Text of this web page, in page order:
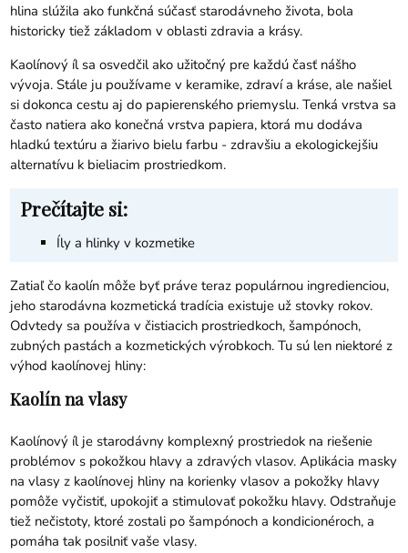
hlina slúžila ako funkčná súčasť starodávneho života, bola
historicky tiež základom v oblasti zdravia a krásy.
Kaolínový íl sa osvedčil ako užitočný pre každú časť nášho
vývoja. Stále ju používame v keramike, zdraví a kráse, ale našiel
si dokonca cestu aj do papierenského priemyslu. Tenká vrstva sa
často natiera ako konečná vrstva papiera, ktorá mu dodáva
hladkú textúru a žiarivo bielu farbu - zdravšiu a ekologickejšiu
alternatívu k bieliacim prostriedkom.
Prečítajte si:
Íly a hlinky v kozmetike
Zatiaľ čo kaolín môže byť práve teraz populárnou ingredienciou,
jeho starodávna kozmetická tradícia existuje už stovky rokov.
Odvtedy sa používa v čistiacich prostriedkoch, šampónoch,
zubných pastách a kozmetických výrobkoch. Tu sú len niektoré z
výhod kaolínovej hliny:
Kaolín na vlasy
Kaolínový íl je starodávny komplexný prostriedok na riešenie
problémov s pokožkou hlavy a zdravých vlasov. Aplikácia masky
na vlasy z kaolínovej hliny na korienky vlasov a pokožky hlavy
pomôže vyčistiť, upokojiť a stimulovať pokožku hlavy. Odstraňuje
tiež nečistoty, ktoré zostali po šampónoch a kondicionéroch, a
pomáha tak posilniť vaše vlasy.